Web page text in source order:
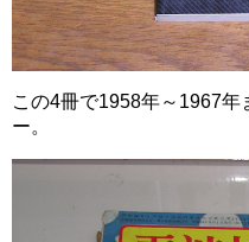
この4冊で1958年～1967
ー。